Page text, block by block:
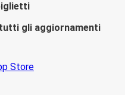
tutti gli aggiornamenti